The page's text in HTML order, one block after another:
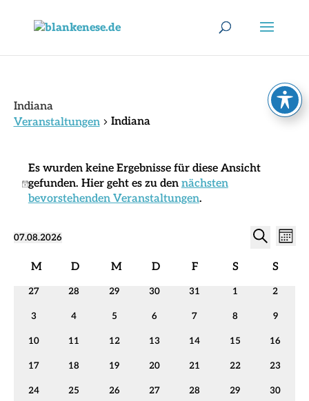
Indiana
Veranstaltungen
Indiana
Hinweis
Es wurden keine Ergebnisse für diese Ansicht
gefunden. Hier geht es zu den nächsten
bevorstehenden Veranstaltungen.
und
Monat
07.08.2026
wählen.
Kalender
von
M
D
M
D
F
S
S
0
27
0
28
0
29
0
30
0
31
0
1
0
2
0
3
0
4
0
5
0
6
0
7
0
8
0
9
0
10
0
11
0
12
0
13
0
14
0
15
0
16
0
17
0
18
0
19
0
20
0
21
0
22
0
23
0
24
0
25
0
26
0
27
0
28
0
29
0
30